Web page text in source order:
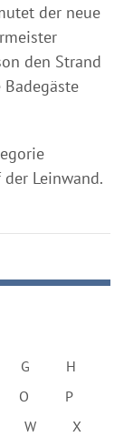
der neue
den Strand
Leinwand.
G
H
O
P
W
X